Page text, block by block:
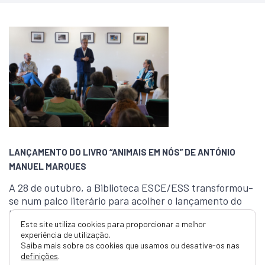
LANÇAMENTO DO LIVRO “ANIMAIS EM NÓS” DE ANTÓNIO
MANUEL MARQUES
A 28 de outubro, a Biblioteca ESCE/ESS transformou-
se num palco literário para acolher o lançamento do
livro “Animais em Nós”, da autoria de António Manuel
Marques.
Ler mais
Este site utiliza cookies para proporcionar a melhor
experiência de utilização.
Saiba mais sobre os cookies que usamos ou desative-os nas
definições.